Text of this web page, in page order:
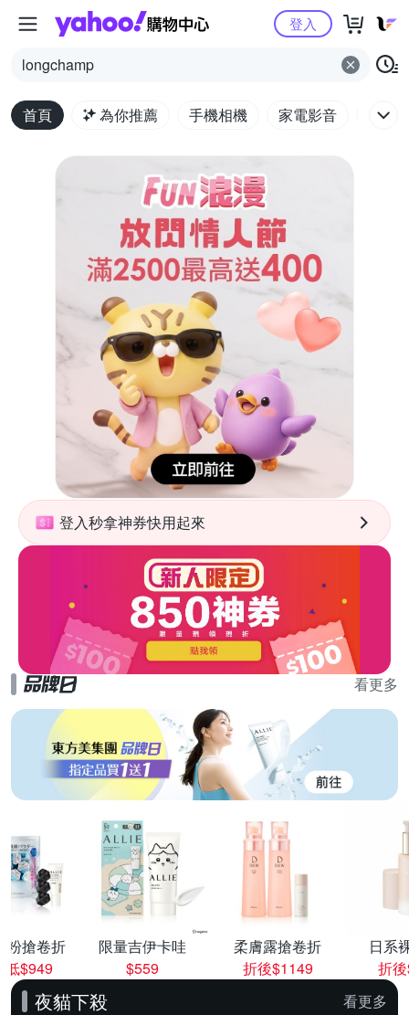
Yahoo購物中心
longchamp
登入
首頁 為你推薦 手機相機 家電影音 電腦
登入秒拿神券快用起來
看更多
粉搶卷折
低$949
限量吉伊卡哇
$559
柔膚露搶卷折
折後$1149
日系
折
夜貓下殺 看更多